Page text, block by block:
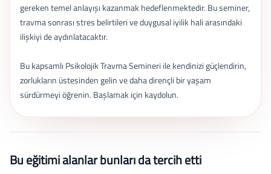
gereken temel anlayışı kazanmak hedeflenmektedir. Bu seminer,
travma sonrası stres belirtileri ve duygusal iyilik hali arasındaki
ilişkiyi de aydınlatacaktır.
Bu kapsamlı Psikolojik Travma Semineri ile kendinizi güçlendirin,
zorlukların üstesinden gelin ve daha dirençli bir yaşam
sürdürmeyi öğrenin. Başlamak için kaydolun.
Bu eğitimi alanlar bunları da tercih etti